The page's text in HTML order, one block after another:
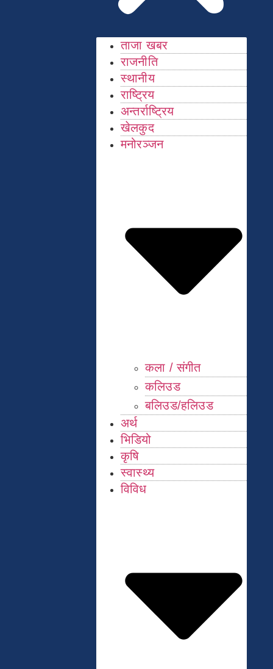
ताजा खबर
राजनीति
स्थानीय
राष्ट्रिय
अन्तर्राष्ट्रिय
खेलकुद
मनोरञ्जन
कला / संगीत​
कलिउड
बलिउड/हलिउड
अर्थ
भिडियो
कृषि
स्वास्थ्य
विविध